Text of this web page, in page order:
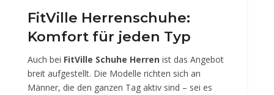
FitVille Herrenschuhe:
Komfort für jeden Typ
Auch bei FitVille Schuhe Herren ist das Angebot
breit aufgestellt. Die Modelle richten sich an
Männer, die den ganzen Tag aktiv sind – sei es